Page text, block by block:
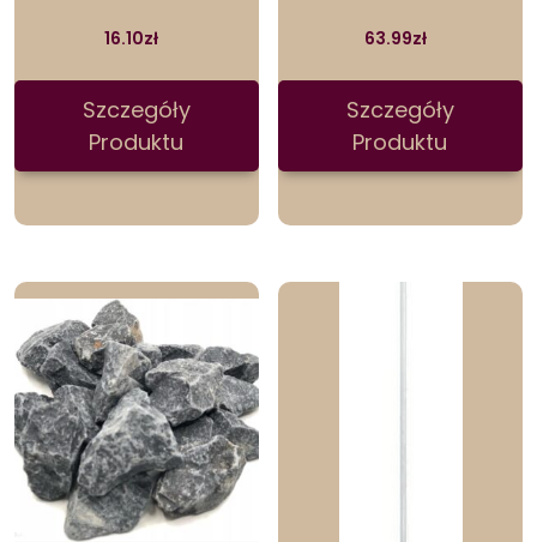
16.10zł
Szczegóły
Produktu
63.99zł
Szczegóły
Produktu